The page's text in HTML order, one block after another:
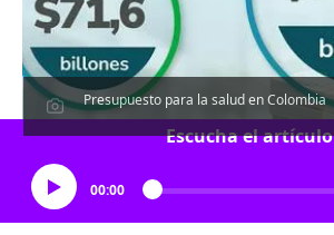
Presupuesto para la salud en Colombia
Escucha el artículo
00:00